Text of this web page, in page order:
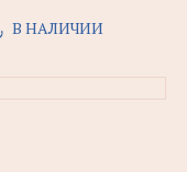
В НАЛИЧИИ